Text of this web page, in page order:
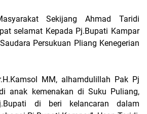
Sekijang Ahmad Taridi
selamat Kepada Pj.Bupati Kampar
Persukuan Pliang Kenegerian
MM, alhamdulillah Pak Pj
anak kemenakan di Suku Puliang,
di beri kelancaran dalam